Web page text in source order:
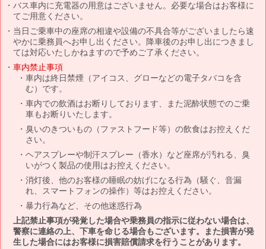
バス車内に充電器の用意はございません。必要な場合はお客様に
てご用意ください。
当日ご乗車中の座席の相違や設備の不具合等がございましたら速
やかに乗務員へお申し出ください。降車後のお申し出につきまし
ては対応いたしかねますので予めご了承ください。
車内禁止事項
車内は終日禁煙（アイコス、グローなどの電子タバコを含
む）です。
車内での飲酒はお断りしております、また泥酔状態でのご乗
車もお断りいたします。
臭いのきついもの（ファストフード等）の飲食はお控えくだ
さい。
ヘアスプレーや制汗スプレー（香水）など座席が汚れる、臭
いがつく製品の使用はお控えください。
消灯後、他のお客様の睡眠の妨げになる行為（騒ぐ、音漏
れ、スマートフォンの操作）等はお控えください。
暴力行為など、その他迷惑行為
上記禁止事項が発覚した場合や乗務員の指示に従わない場合は、
警察に連絡の上、下車を命じる場合もございます。また損害が発
生した場合にはお客様に損害賠償請求を行うことがあります。